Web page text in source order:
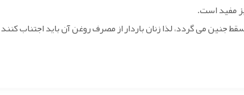
مفید است.
جنین می گردد، لذا زنان باردار از مصرف روغن آن باید اجتناب